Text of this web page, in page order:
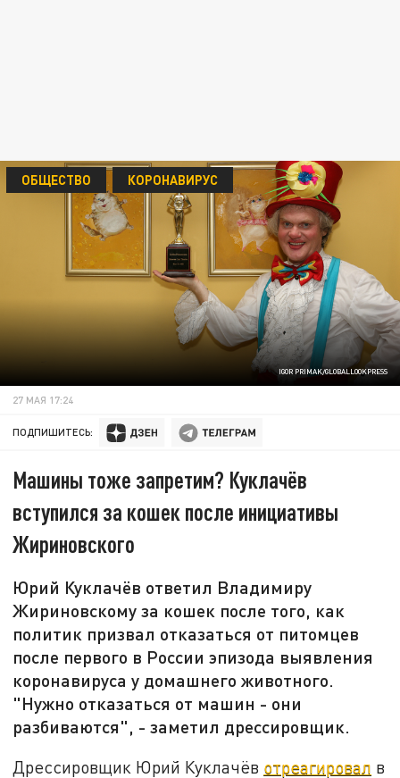
IGOR PRIMAK/GLOBALLOOKPRESS
ОБЩЕСТВО КОРОНАВИРУС
27 МАЯ 17:24
ПОДПИШИТЕСЬ:
Машины тоже запретим? Куклачёв
вступился за кошек после инициативы
Жириновского
Юрий Куклачёв ответил Владимиру
Жириновскому за кошек после того, как
политик призвал отказаться от питомцев
после первого в России эпизода выявления
коронавируса у домашнего животного.
"Нужно отказаться от машин - они
разбиваются", - заметил дрессировщик.
Дрессировщик Юрий Куклачёв отреагировал в